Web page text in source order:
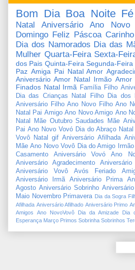
Bom Dia Boa Noite Fé
Natal Aniversário Ano Novo
Domingo Feliz Páscoa Carinho
Dia dos Namorados Dia das
Mulher Quarta-Feira Sexta-
dos Pais Quinta-Feira Segunda-Feira
Paz Amiga Pai Natal Amor
Aniversário Amor Natal Irmão Amor
Finados Natal Irmã Família Filho
Dia das Crianças
Natal Filho Dia dos
Aniversário Filho Ano Novo Filho Ano
Natal Pai Amigo Ano Novo Amigo Ano
Natal Mãe Outubro Saudades Mãe
Pai Ano Novo Vovó Dia do Abraço
Vovô
Natal gif Aniversário Afilhada
Mãe Ano Novo Vovô Dia do Amigo Irmão
Casamento
Aniversário Vovó Ano
Aniversário Agradecimento
Aniversário Vovô
Avós Feriado
Aniversário Irmã
Aniversário Prima
Agosto Aniversário Sobrinho
Maio Novembro Primavera Dia da Sogra
Afilhada Aniversário Afilhado Aniversário Primo
Amigos
Ano NovoVovô Dia da Amizade Dia
Esperança Março Primos Sobrinha Sobrinhos